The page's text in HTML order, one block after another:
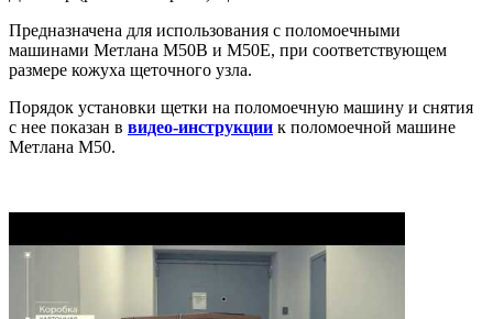
Предназначена для использования с поломоечными
машинами Метлана М50В и М50Е, при соответствующем
размере кожуха щеточного узла.
Порядок установки щетки на поломоечную машину и снятия
с нее показан в видео-инструкции к поломоечной машине
Метлана М50.